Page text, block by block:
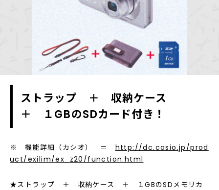
ストラップ ＋ 収納ケース
＋ １GBのSDカード付き！
※ 機能詳細（カシオ） ＝ http://dc.casio.jp/prod
uct/exilim/ex_z20/function.html
★ストラップ ＋ 収納ケース ＋ １GBのSDメモリカ